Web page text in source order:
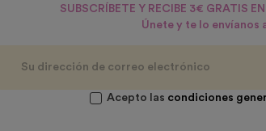
SUBSCRÍBETE Y RECIBE 3€ GRATIS
Únete y te lo envíanos
Acepto las condiciones